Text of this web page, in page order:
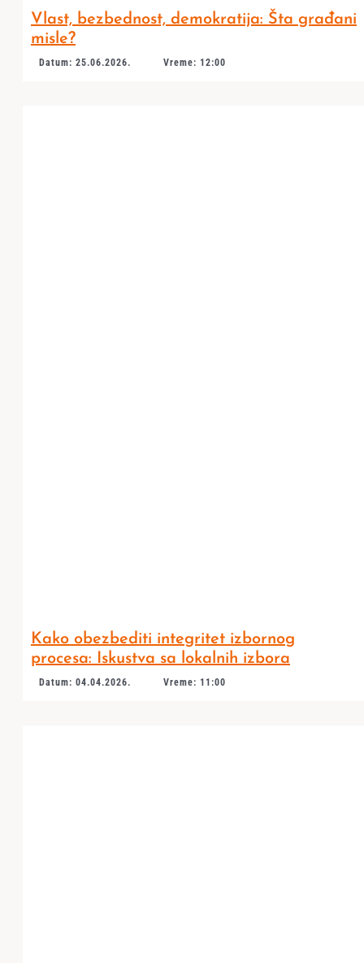
Vlast, bezbednost, demokratija: Šta građani
misle?
Datum: 25.06.2026. Vreme: 12:00
Kako obezbediti integritet izbornog
procesa: Iskustva sa lokalnih izbora
Datum: 04.04.2026. Vreme: 11:00